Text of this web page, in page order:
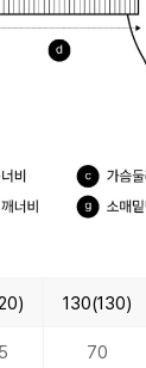
130(130)
70